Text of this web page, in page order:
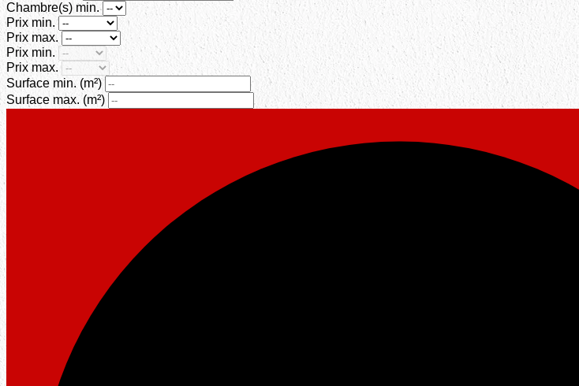
Chambre(s) min.
Prix min.
Prix max.
Prix min.
Prix max.
Surface min. (m²)
Surface max.(m²)